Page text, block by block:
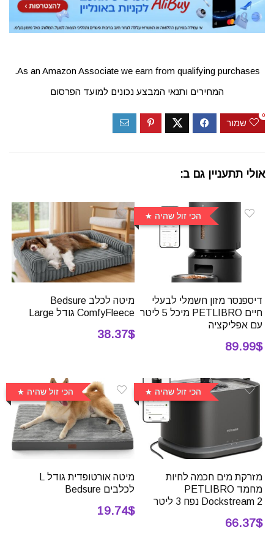
As an Amazon Associate we earn from qualifying purchases.
המחירים ותנאי המבצע נכונים למועד הפרסום
שמור
0
אולי תתעניין גם ב:
הכי זול שהיה
דיספנסר מזון חשמלי לבעלי
חיים PETLIBRO מיכל 5 ליטר
עם אפליקציה
89.99$
מיטה לכלב Bedsure
ComfyFleece גודל Large
38.37$
הכי זול שהיה
מזרקת מים חכמה לחיות
מחמד PETLIBRO
Dockstream 2 נפח 3 ליטר
66.37$
הכי זול שהיה
לכלבים Bedsure
19.74$